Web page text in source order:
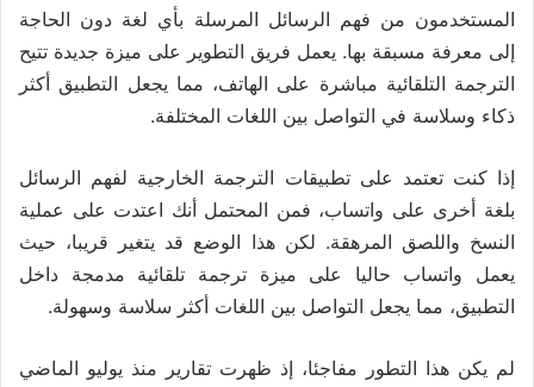
المستخدمون من فهم الرسائل المرسلة بأي لغة دون الحاجة
إلى معرفة مسبقة بها. يعمل فريق التطوير على ميزة جديدة تتيح
الترجمة التلقائية مباشرة على الهاتف، مما يجعل التطبيق أكثر
ذكاء وسلاسة في التواصل بين اللغات المختلفة.
إذا كنت تعتمد على تطبيقات الترجمة الخارجية لفهم الرسائل
بلغة أخرى على واتساب، فمن المحتمل أنك اعتدت على عملية
النسخ واللصق المرهقة. لكن هذا الوضع قد يتغير قريبا، حيث
يعمل واتساب حاليا على ميزة ترجمة تلقائية مدمجة داخل
التطبيق، مما يجعل التواصل بين اللغات أكثر سلاسة وسهولة.
لم يكن هذا التطور مفاجئا، إذ ظهرت تقارير منذ يوليو الماضي